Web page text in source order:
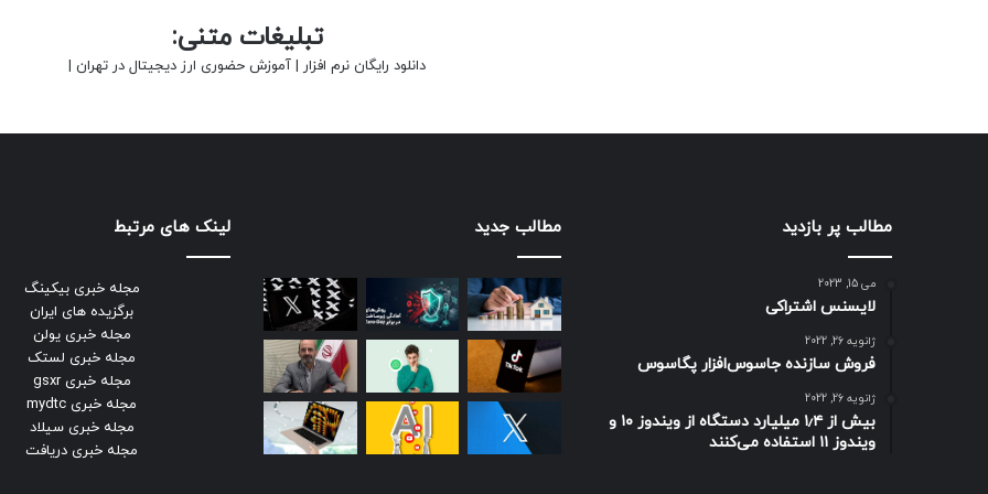
تبلیغات متنی:
دانلود رایگان نرم افزار آموزش حضوری ارز دیجیتال در تهران
مطالب پر بازدید
می 15, 2023
لایسنس اشتراکی
ژانویه 26, 2022
فروش سازنده جاسوس‌افزار پگاسوس
ژانویه 26, 2022
بیش از ۱٫۴ میلیارد دستگاه از ویندوز ۱۰ و
ویندوز ۱۱ استفاده می‌کنند
مطالب جدید لینک های مرتبط
مجله خبری بیکینگ
برگزیده های ایران
مجله خبری یولن
مجله خبری لستک
مجله خبری gsxr
مجله خبری mydtc
مجله خبری سیلاد
مجله خبری دریافت